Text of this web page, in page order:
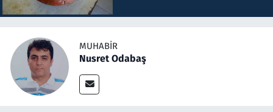
MUHABIR
Nusret Odabaş